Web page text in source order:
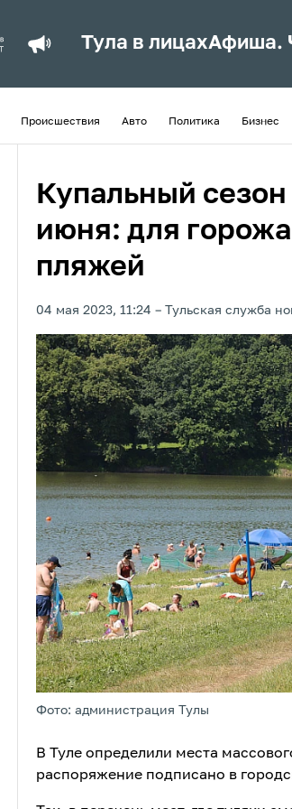
Тула в лицахАфиша.
Происшествия Авто Политика Бизнес
Купальный сезон
июня: для
пляжей
04 мая 2023, 11:24 Тульская служба
Фото: администрация Тулы
В Туле определили места
распоряжение подписано в